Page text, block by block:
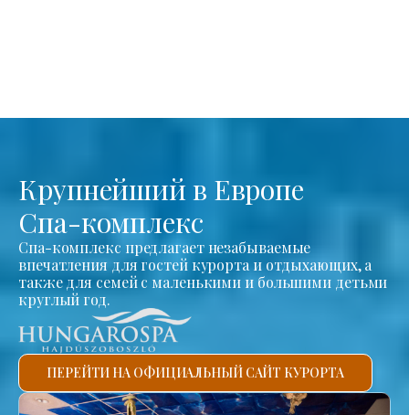
Крупнейший в Европе
Спа-комплекс
Спа-комплекс предлагает незабываемые
впечатления для гостей курорта и отдыхающих, а
также для семей с маленькими и большими детьми
круглый год.
ПЕРЕЙТИ НА ОФИЦИАЛЬНЫЙ САЙТ КУРОРТА